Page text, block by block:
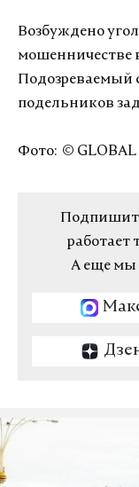
Возбуждено
мошенничестве
Подозреваемый
подельников
Фото: © GLOBAL
работает
А еще мы